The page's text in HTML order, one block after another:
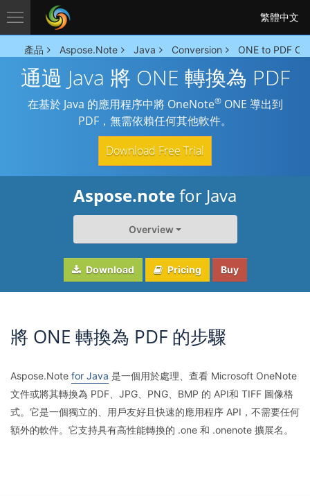
繁體中文
產品 Aspose.Note Java Conversion ONE to PDF
通過 Java 將 ONE 轉換為 PDF
在基於 Java 的應用程序中將 OneNote®ONE 導出到
PDF，無需依賴任何其他軟件。
Download Free Trial
Aspose.notefor Java
Overview
Download Pricing Buy
將 ONE 轉換為 PDF 的步驟
Aspose.Note for Java 是一個用於處理、查看 Microsoft OneNote
文件或將其轉換為 PDF、JPG、PNG、BMP 的 API和 TIFF 圖像格
式。它是一個獨立的、用戶友好且快速的應用程序 API，不需要任何
額外的軟件。它支持具有高性能轉換的 .one 和 .onenote 擴展名。